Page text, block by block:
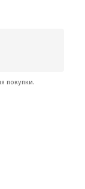
покупки.